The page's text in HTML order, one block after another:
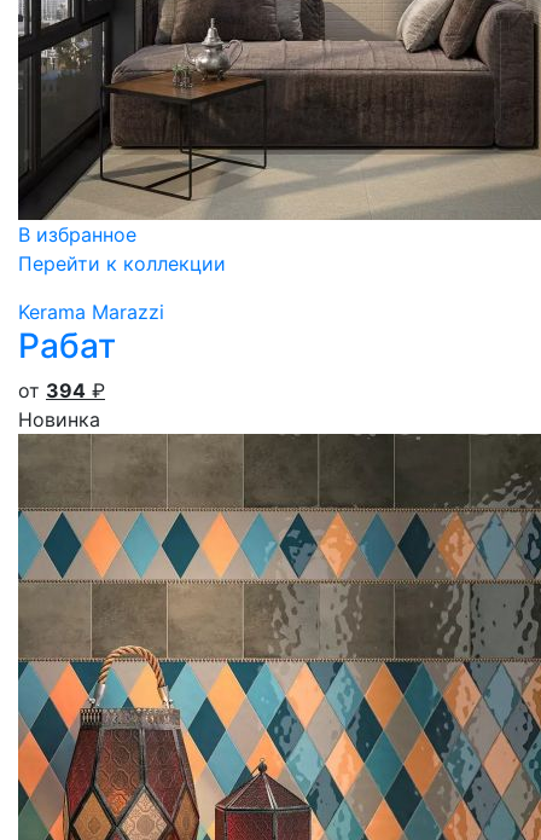
В избранное
Перейти к коллекции
Kerama Marazzi
Рабат
от 394 ₽
Новинка